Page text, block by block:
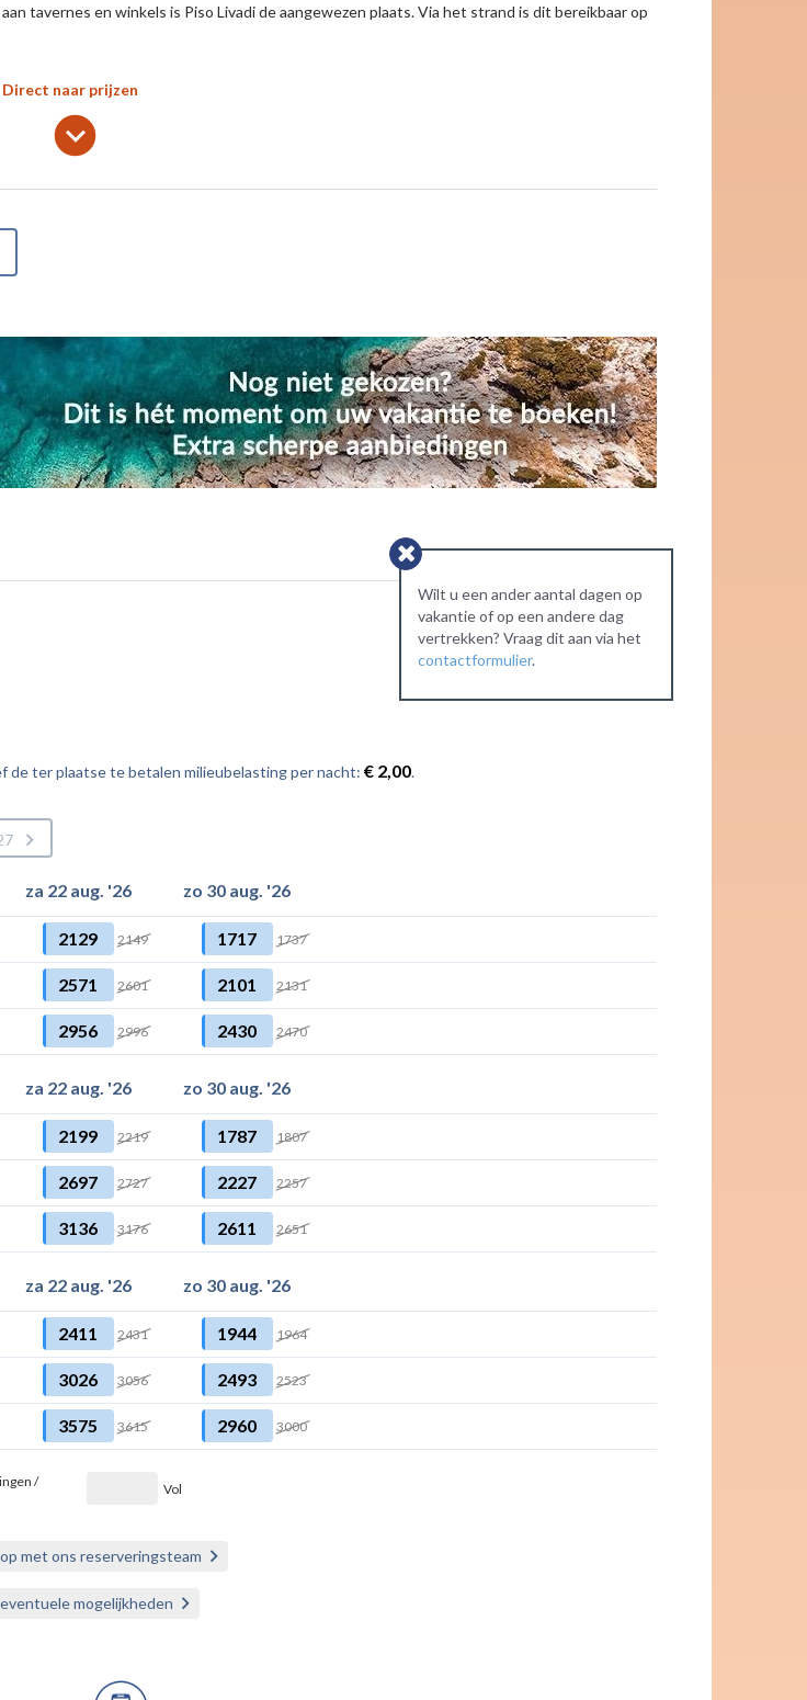
tavernes en winkels is Piso Livadi de aangewezen plaats. Via het strand is dit bereikbaar op
Direct naar prijzen
lens
keyboard_arrow_down
Wilt u een ander aantal dagen op
vakantie of op een andere dag
vertrekken? Vraag dit aan via het
contactformulier.
de ter plaatse te betalen milieubelasting per nacht: € 2,00.
za 22 aug. '26 zo 30 aug. '26
2129 2149 1717 1737
2571 2601 2101 2131
2956 2996 2430 2470
za 22 aug. '26 zo 30 aug. '26
2199 2219 1787 1807
2697 2727 2227 2257
3136 3176 2611 2651
za 22 aug. '26 zo 30 aug. '26
2411 2431 1944 1964
3026 3056 2493 2523
3575 3615 2960 3000
/
Vol
met ons reserveringsteam
mogelijkheden